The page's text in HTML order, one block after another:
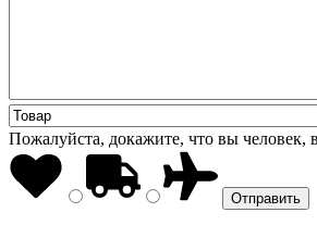
Пожалуйста, докажите, что вы человек,